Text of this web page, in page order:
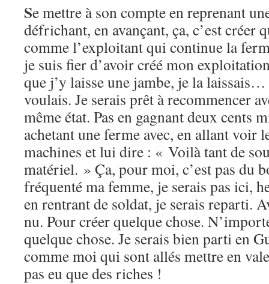
Se mettre à son compte en reprenant
défrichant, en avançant, ça, c’est créer
comme l’exploitant qui continue la
je suis fier d’avoir créé mon
que j’y laisse une jambe, je la laissais…
voulais. Je serais prêt à recommencer
même état. Pas en gagnant deux cents
achetant une ferme avec, en allant voir
machines et lui dire : « Voilà tant de
matériel. » Ça, pour moi, c’est pas du
fréquenté ma femme, je serais pas ici,
en rentrant de soldat, je serais reparti.
nu. Pour créer quelque chose.
quelque chose. Je serais bien parti en
comme moi qui sont allés mettre en
pas eu que des riches !